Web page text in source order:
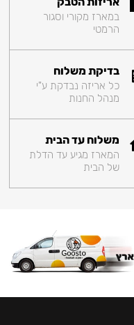
במארז מקורי וסגור
הרמטי
בדיקת משלוח
כל אריזה נבדקת ע"י
מנהל החנות
משלוח עד הבית
המארז מגיע עד הדלת
של הבית